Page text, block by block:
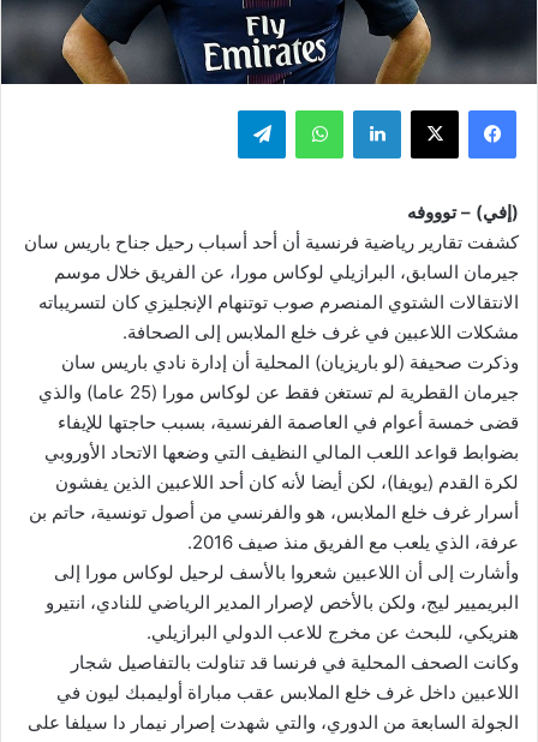
فيسبوك ‫X لينكدإن واتساب تيلقرام
(إفي) – توووفه
كشفت تقارير رياضية فرنسية أن أحد أسباب رحيل جناح باريس سان
جيرمان السابق، البرازيلي لوكاس مورا، عن الفريق خلال موسم
الانتقالات الشتوي المنصرم صوب توتنهام الإنجليزي كان لتسريباته
مشكلات اللاعبين في غرف خلع الملابس إلى الصحافة.
وذكرت صحيفة (لو باريزيان) المحلية أن إدارة نادي باريس سان
جيرمان القطرية لم تستغن فقط عن لوكاس مورا (25 عاما) والذي
قضى خمسة أعوام في العاصمة الفرنسية، بسبب حاجتها للإيفاء
بضوابط قواعد اللعب المالي النظيف التي وضعها الاتحاد الأوروبي
لكرة القدم (يويفا)، لكن أيضا لأنه كان أحد اللاعبين الذين يفشون
أسرار غرف خلع الملابس، هو والفرنسي من أصول تونسية، حاتم بن
عرفة، الذي يلعب مع الفريق منذ صيف 2016.
وأشارت إلى أن اللاعبين شعروا بالأسف لرحيل لوكاس مورا إلى
البريميير ليج، ولكن بالأخص لإصرار المدير الرياضي للنادي، انتيرو
هنريكي، للبحث عن مخرج للاعب الدولي البرازيلي.
وكانت الصحف المحلية في فرنسا قد تناولت بالتفاصيل شجار
اللاعبين داخل غرف خلع الملابس عقب مباراة أوليمبك ليون في
الجولة السابعة من الدوري، والتي شهدت إصرار نيمار دا سيلفا على